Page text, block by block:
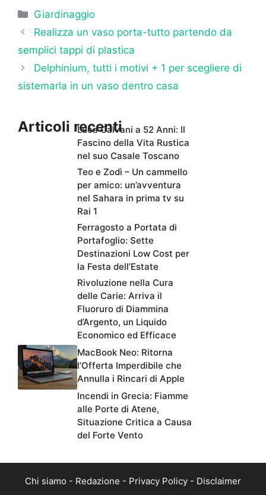
Categorie
Giardinaggio
Realizza un vaso porta-tutto partendo da
semplici tappi di plastica
Delphinium, tutti i motivi + 1 per scegliere di
sistemarla in un vaso dentro casa
Articoli recentiLuca Calvani a 52 Anni: Il
Fascino della Vita Rustica
nel suo Casale Toscano
Teo e Zodì – Un cammello
per amico: un’avventura
nel Sahara in prima tv su
Rai 1
Ferragosto a Portata di
Portafoglio: Sette
Destinazioni Low Cost per
la Festa dell’Estate
Rivoluzione nella Cura
delle Carie: Arriva il
Fluoruro di Diammina
d’Argento, un Liquido
Economico ed Efficace
MacBook Neo: Ritorna
l’Offerta Imperdibile che
Annulla i Rincari di Apple
Incendi in Grecia: Fiamme
alle Porte di Atene,
Situazione Critica a Causa
del Forte Vento
Chi siamo - Redazione - Privacy Policy - Disclaimer